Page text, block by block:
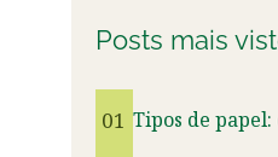
Posts mais
01 Tipos de